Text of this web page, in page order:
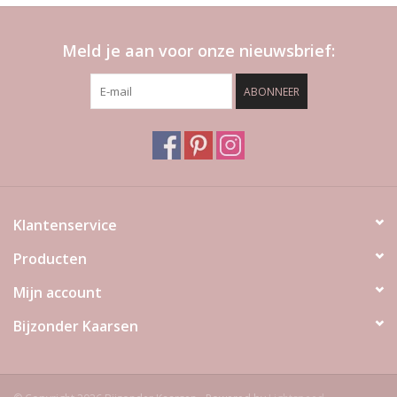
Meld je aan voor onze nieuwsbrief:
ABONNEER
Klantenservice
Producten
Mijn account
Bijzonder Kaarsen